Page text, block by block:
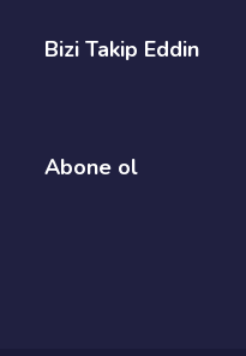
Bizi Takip Eddin
Abone ol